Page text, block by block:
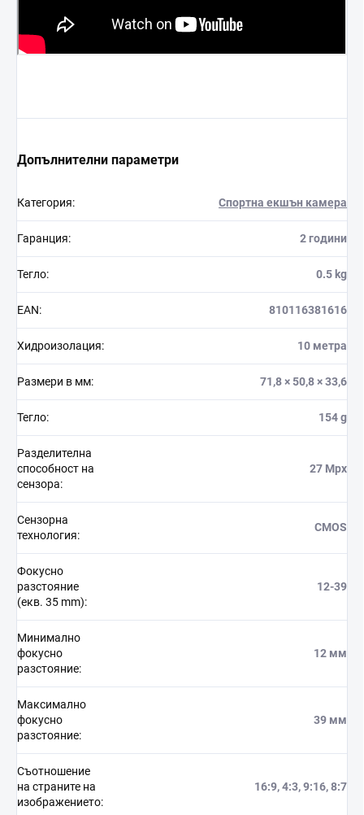
Допълнителни параметри
Категория: Спортна екшън камера
Гаранция: 2 години
Тегло: 0.5 kg
EAN: 810116381616
Хидроизолация: 10 метра
Размери в мм: 71,8 × 50,8 × 33,6
Тегло: 154 g
Разделителна
способност на
сензора:
27 Mpx
Сензорна
технология:
CMOS
Фокусно
разстояние
(екв. 35 mm):
12-39
Минимално
фокусно
разстояние:
12 мм
Максимално
фокусно
разстояние:
39 мм
Съотношение
на страните на
изображението:
16:9, 4:3, 9:16, 8:7